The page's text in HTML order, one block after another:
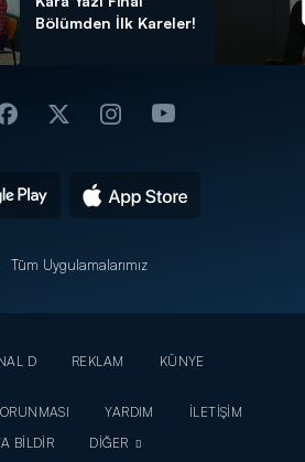
Bölümden İlk Kareler!
Tüm Uygulamalarımız
D REKLAM
KÜNYE
YARDIM
İLETİŞİM
BİLDİR
DİĞER